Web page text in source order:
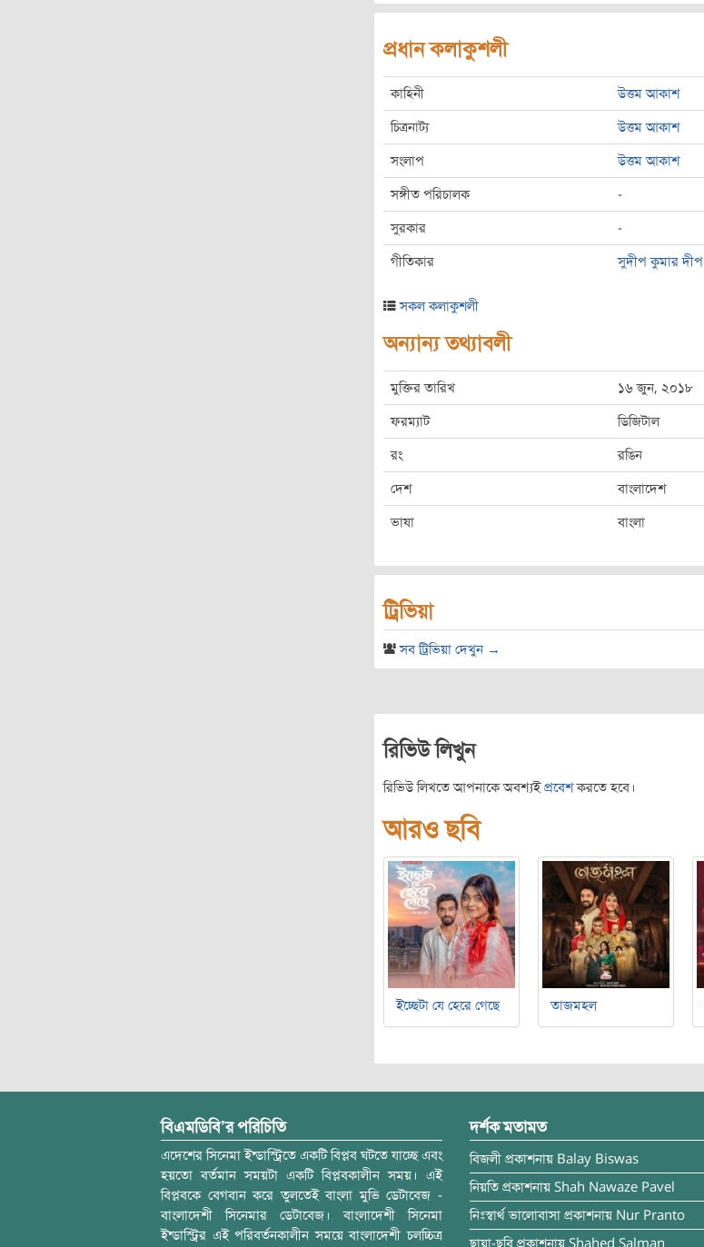
প্রধান কলাকুশলী
কাহিনী উত্তম আকাশ
চিত্রনাট্য উত্তম আকাশ
সংলাপ উত্তম আকাশ
সঙ্গীত পরিচালক -
সুরকার -
গীতিকার সুদীপ কুমার দীপ
সকল কলাকুশলী
অন্যান্য তথ্যাবলী
মুক্তির তারিখ ১৬ জুন, ২০১৮
ফরম্যাট ডিজিটাল
রং রঙিন
দেশ বাংলাদেশ
ভাষা বাংলা
ট্রিভিয়া
সব ট্রিভিয়া দেখুন →
রিভিউ লিখুন
রিভিউ লিখতে আপনাকে অবশ্যইপ্রবেশকরতে হবে।
আরও ছবি
ইচ্ছেটা যে হেরে গেছে তাজমহল
বিএমডিবি’র পরিচিতি
এদেশের সিনেমা ইন্ডাস্ট্রিতে একটি বিপ্লব ঘটতে যাচ্ছে এবং
হয়তো বর্তমান সময়টা একটি বিপ্লবকালীন সময়। এই
বিপ্লবকে বেগবান করে তুলতেই বাংলা মুভি ডেটাবেজ -
বাংলাদেশী সিনেমার ডেটাবেজ। বাংলাদেশী সিনেমা
ইন্ডাস্ট্রির এই পরিবর্তনকালীন সময়ে বাংলাদেশী চলচ্চিত্র
দর্শক মতামত
বিজলী প্রকাশনায় Balay Biswas
নিয়তি প্রকাশনায় Shah Nawaze Pavel
নিঃস্বার্থ ভালোবাসা প্রকাশনায় Nur Pranto
ছায়া-ছবি প্রকাশনায় Shahed Salman